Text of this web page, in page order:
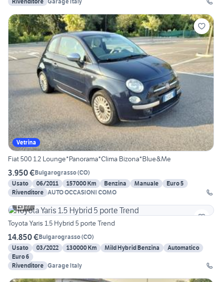
Vetrina
Fiat 500 1.2 Lounge*Panorama*Clima Bizona*Blue&Me
3.950 €Bulgarograsso(CO)
Usato
06/2011 157000 Km Benzina Manuale
Euro 5
Rivenditore AUTO OCCASIONI COMO
27
Toyota Yaris 1.5 Hybrid 5 porte Trend
14.850 €Bulgarograsso(CO)
Usato
03/2022 130000 Km Mild Hybrid Benzina
Automatico
Euro 6
Rivenditore Garage Italy